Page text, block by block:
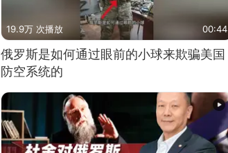
19.9万 次播放 00:44
俄罗斯是如何通过眼前的小球来欺骗美国
防空系统的